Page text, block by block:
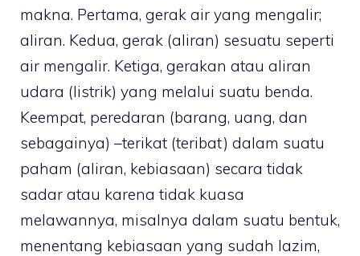
makna. Pertama, gerak air yang mengalir;
aliran. Kedua, gerak (aliran) sesuatu seperti
air mengalir. Ketiga, gerakan atau aliran
udara (listrik) yang melalui suatu benda.
Keempat, peredaran (barang, uang, dan
sebagainya) –terikat (teribat) dalam suatu
paham (aliran, kebiasaan) secara tidak
sadar atau karena tidak kuasa
melawannya, misalnya dalam suatu bentuk,
menentang kebiasaan yang sudah lazim,